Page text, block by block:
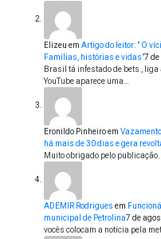
Elizeu em Artigo do leitor: ” O
Famílias, histórias e vidas”7
Brasil tá infestado de bets , liga
YouTube aparece uma…
Eronildo Pinheiroem
há mais de 30 dias e gera
Muito obrigado pelo publicação.
ADEMIR Rodrigues em
municipal de Petrolina7 de
vocês colocam a notícia pela